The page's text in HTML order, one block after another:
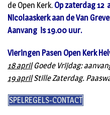
de Open Kerk. Op zaterdag 12
Nicolaaskerk aan de Van
Aanvang is 19.00 uur.
Vieringen Pasen Open Kerk
18 aprilGoede Vrijdag:
19 aprilStille Zaterdag.
SPELREGELS-CONTACT